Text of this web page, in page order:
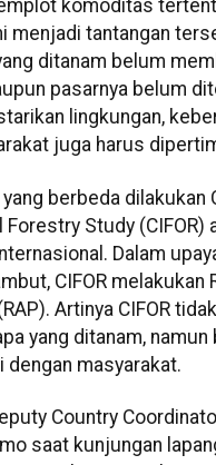
komoditas
menjadi tantangan
ditanam belum
pasarnya belum
lingkungan,
juga harus
berbeda dilakukan
Forestry Study (CIFOR)
Dalam
CIFOR melakukan
Artinya CIFOR
yang ditanam, namun
dengan masyarakat.
Country
saat kunjungan